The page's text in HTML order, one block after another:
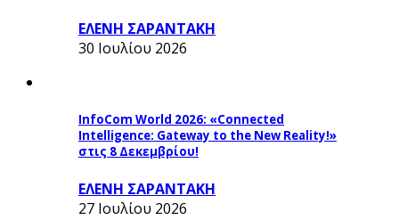
ΕΛΕΝΗ ΣΑΡΑΝΤΑΚΗ
30 Ιουλίου 2026
InfoCom World 2026: «Connected
Intelligence: Gateway to the New Reality!»
στις 8 Δεκεμβρίου!
ΕΛΕΝΗ ΣΑΡΑΝΤΑΚΗ
27 Ιουλίου 2026